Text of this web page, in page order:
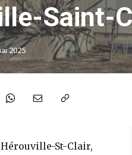
Saint-
2025
Hérouville-St-Clair,